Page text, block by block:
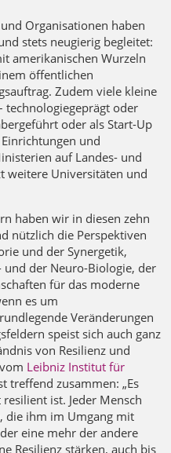
Organisationen haben
stets neugierig begleitet:
amerikanischen Wurzeln
öffentlichen
Zudem viele kleine
oder
oder als Start-Up
und
auf Landes- und
weitere Universitäten und
haben wir in diesen zehn
nützlich die Perspektiven
und der Synergetik,
und der Neuro-Biologie, der
für das moderne
es um
Veränderungen
speist sich auch ganz
von Resilienz und
Leibniz Institut für
treffend zusammen: „Es
ist. Jeder Mensch
die ihm im Umgang mit
eine mehr der andere
Resilienz stärken, auch bis